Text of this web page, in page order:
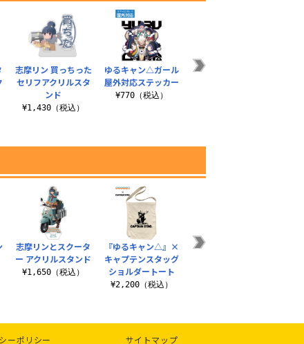
志摩リン 買っちった
セリフアクリルスタ
ンド
¥1,430（税込）
ゆるキャン△ガール
屋外対応ステッカー
¥770（税込）
野クル 屋外対応ステ
志摩リンとスクータ
ー アクリルスタンド
¥1,650（税込）
『ゆるキャン△』×
キャプテンスタッグ
ショルダートート
¥2,200（税込）
描き下ろし 志摩リン
ーポリシー サイトマップ